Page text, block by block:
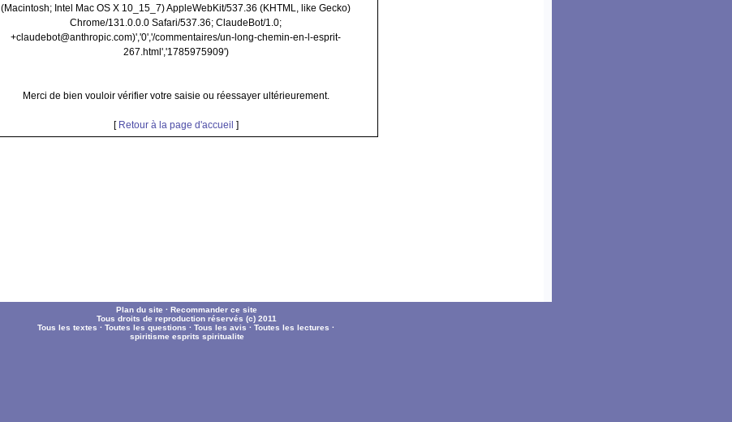
(Macintosh; Intel Mac OS X 10_15_7) AppleWebKit/537.36 (KHTML, like Gecko)
Chrome/131.0.0.0 Safari/537.36; ClaudeBot/1.0;
+claudebot@anthropic.com)','0','/commentaires/un-long-chemin-en-l-esprit-
267.html','1785975909')
Merci de bien vouloir vérifier votre saisie ou réessayer ultérieurement.
[ Retour à la page d'accueil ]
Plan du site · Recommander ce site
Tous droits de reproduction réservés (c) 2011
Tous les textes · Toutes les questions · Tous les avis · Toutes les lectures ·
spiritisme esprits spiritualite